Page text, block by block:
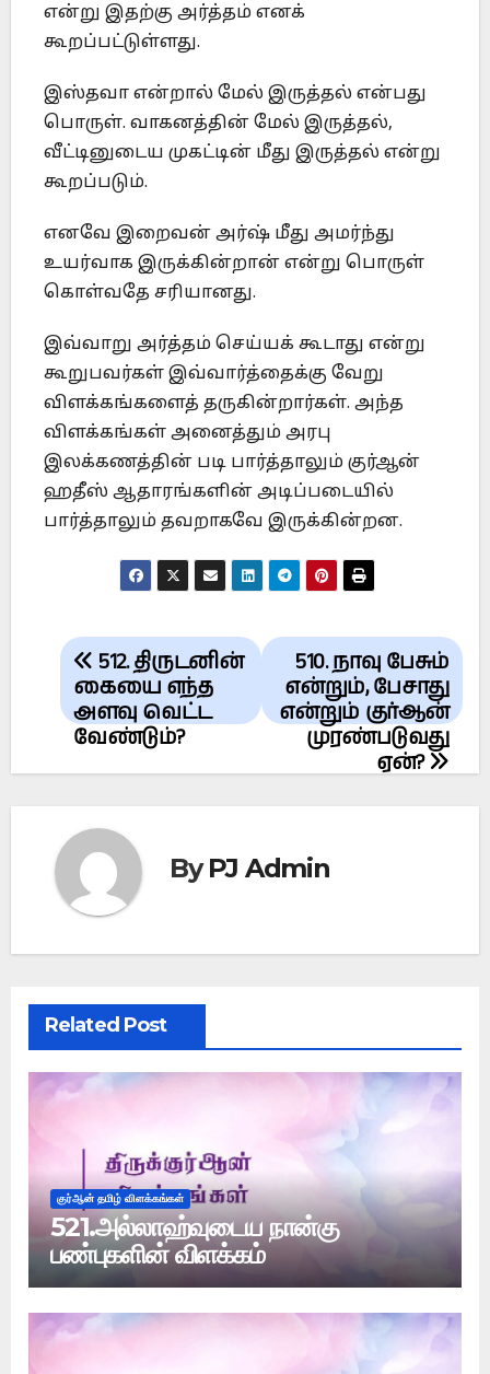
என்று இதற்கு அர்த்தம் எனக்
கூறப்பட்டுள்ளது.
இஸ்தவா என்றால் மேல் இருத்தல் என்பது
பொருள். வாகனத்தின் மேல் இருத்தல்,
வீட்டினுடைய முகட்டின் மீது இருத்தல் என்று
கூறப்படும்.
எனவே இறைவன் அர்ஷ் மீது அமர்ந்து
உயர்வாக இருக்கின்றான் என்று பொருள்
கொள்வதே சரியானது.
இவ்வாறு அர்த்தம் செய்யக் கூடாது என்று
கூறுபவர்கள் இவ்வார்த்தைக்கு வேறு
விளக்கங்களைத் தருகின்றார்கள். அந்த
விளக்கங்கள் அனைத்தும் அரபு
இலக்கணத்தின் படி பார்த்தாலும் குர்ஆன்
ஹதீஸ் ஆதாரங்களின் அடிப்படையில்
பார்த்தாலும் தவறாகவே இருக்கின்றன.
Post
navigation
510. நாவு பேசும்
என்றும், பேசாது
என்றும் குர்ஆன்
முரண்படுவது
ஏன்?
512. திருடனின்
கையை எந்த
அளவு வெட்ட
வேண்டும்?
ByPJ Admin
Related Post
குர்ஆன் தமிழ் விளக்கங்கள்
521.அல்லாஹ்வுடைய நான்கு
பண்புகளின் விளக்கம்